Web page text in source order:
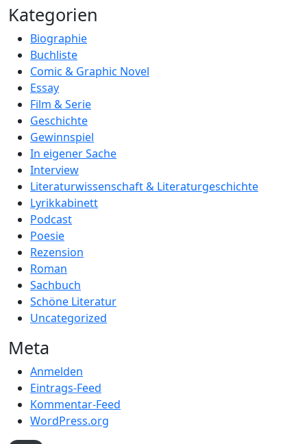
Kategorien
Biographie
Buchliste
Comic & Graphic Novel
Essay
Film & Serie
Geschichte
Gewinnspiel
In eigener Sache
Interview
Literaturwissenschaft & Literaturgeschichte
Lyrikkabinett
Podcast
Poesie
Rezension
Roman
Sachbuch
Schöne Literatur
Uncategorized
Meta
Anmelden
Eintrags-Feed
Kommentar-Feed
WordPress.org